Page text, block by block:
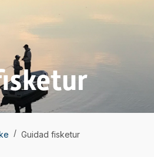
/ Guidad fisketur